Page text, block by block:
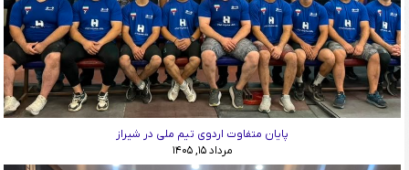
پایان متفاوت اردوی تیم ملی در شیراز
مرداد ۱۵, ۱۴۰۵